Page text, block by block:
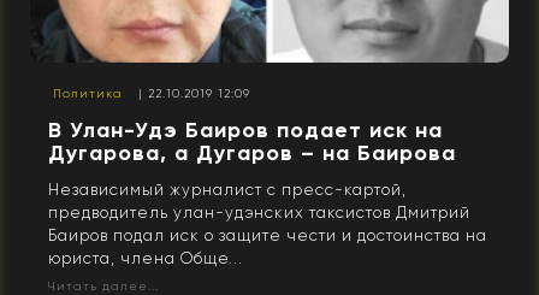
Политика | 22.10.2019 12:09
В Улан-Удэ Баиров подает иск на
Дугарова, а Дугаров – на Баирова
Независимый журналист с пресс-картой,
предводитель улан-удэнских таксистов Дмитрий
Баиров подал иск о защите чести и достоинства на
юриста, члена Обще...
Читать далее...